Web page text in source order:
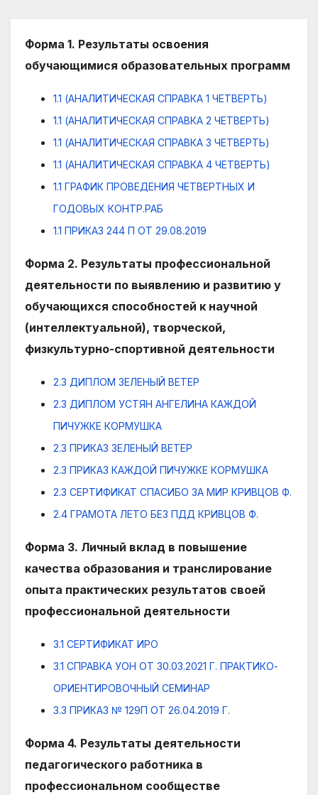
Форма 1. Результаты освоения
обучающимися образовательных программ
1.1 (АНАЛИТИЧЕСКАЯ СПРАВКА 1 ЧЕТВЕРТЬ)
1.1 (АНАЛИТИЧЕСКАЯ СПРАВКА 2 ЧЕТВЕРТЬ)
1.1 (АНАЛИТИЧЕСКАЯ СПРАВКА 3 ЧЕТВЕРТЬ)
1.1 (АНАЛИТИЧЕСКАЯ СПРАВКА 4 ЧЕТВЕРТЬ)
1.1 ГРАФИК ПРОВЕДЕНИЯ ЧЕТВЕРТНЫХ И
ГОДОВЫХ КОНТР.РАБ
1.1 ПРИКАЗ 244 П ОТ 29.08.2019
Форма 2. Результаты профессиональной
деятельности по выявлению и развитию у
обучающихся способностей к научной
(интеллектуальной), творческой,
физкультурно-спортивной деятельности
2.3 ДИПЛОМ ЗЕЛЕНЫЙ ВЕТЕР
2.3 ДИПЛОМ УСТЯН АНГЕЛИНА КАЖДОЙ
ПИЧУЖКЕ КОРМУШКА
2.3 ПРИКАЗ ЗЕЛЕНЫЙ ВЕТЕР
2.3 ПРИКАЗ КАЖДОЙ ПИЧУЖКЕ КОРМУШКА
2.3 СЕРТИФИКАТ СПАСИБО ЗА МИР КРИВЦОВ Ф.
2.4 ГРАМОТА ЛЕТО БЕЗ ПДД КРИВЦОВ Ф.
Форма 3. Личный вклад в повышение
качества образования и транслирование
опыта практических результатов своей
профессиональной деятельности
3.1 СЕРТИФИКАТ ИРО
3.1 СПРАВКА УОН ОТ 30.03.2021 Г. ПРАКТИКО-
ОРИЕНТИРОВОЧНЫЙ СЕМИНАР
3.3 ПРИКАЗ № 129П ОТ 26.04.2019 Г.
Форма 4. Результаты деятельности
педагогического работника в
профессиональном сообществе